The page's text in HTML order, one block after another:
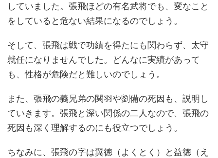
していました。張飛ほどの有名武将でも、変なこと
をしていると危ない結果になるのでしょう。
そして、張飛は戦で功績を得たにも関わらず、太守
就任になりませんでした。どんなに実績があって
も、性格が危険だと難しいのでしょう。
また、張飛の義兄弟の関羽や劉備の死因も、説明し
ていきます。張飛と深い関係の二人なので、張飛の
死因も深く理解するのにも役立つでしょう。
ちなみに、張飛の字は翼徳（よくとく）と益徳（え